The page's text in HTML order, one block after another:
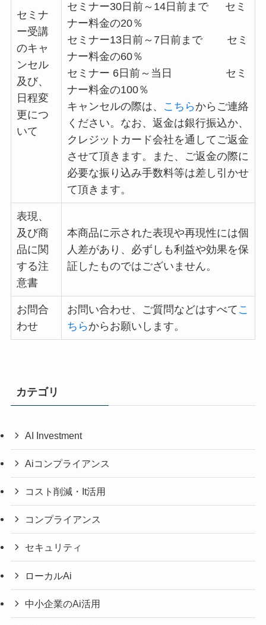
セミナ
ー受講
のキャ
ンセル
及び、
日程変
更につ
いて
セミナー30日前～14日前まで セミ
ナー料金の20％
セミナー13日前～7日前まで セミ
ナー料金の60％
セミナー 6日前～当日 セミ
ナー料金の100％
キャンセルの際は、
こちら からご連絡
ください。なお、返金は銀行振込か、
クレジットカード会社を通してご返金
させて頂きます。また、ご返金の際に
必要な振り込み手数料等は差し引かせ
て頂きます。
表現、
及び商
品に関
する注
意書
本商品に示された表現や再現性には個
人差があり、必ずしも利益や効果を保
証したものではございません。
お問合
わせ
お問い合わせ、ご質問などはすべて こ
ちら からお願いします。
カテゴリ
AI Investment
Aiコンプライアンス
コスト削減・It活用
コンプライアンス
セキュリティ
ローカルAi
中小企業のAi活用